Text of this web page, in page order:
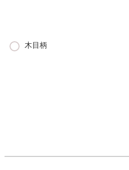
木目柄